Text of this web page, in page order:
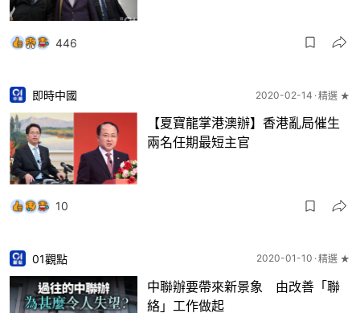
446
即時中國 2020-02-14 精選 ★
【夏寶龍掌港澳辦】香港亂局催生
兩名任期最短主官
10
01觀點 2020-01-10 精選 ★
中聯辦要帶來新景象 由改善「聯
絡」工作做起